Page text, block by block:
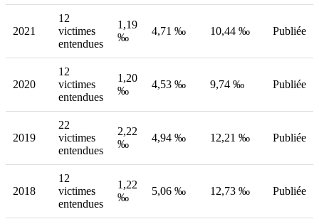
2021
12
victimes
entendues
1,19
‰
4,71 ‰ 10,44 ‰ Publiée
2020
12
victimes
entendues
1,20
‰
4,53 ‰ 9,74 ‰ Publiée
2019
22
victimes
entendues
2,22
‰
4,94 ‰ 12,21 ‰ Publiée
2018
12
victimes
entendues
1,22
‰
5,06 ‰ 12,73 ‰ Publiée